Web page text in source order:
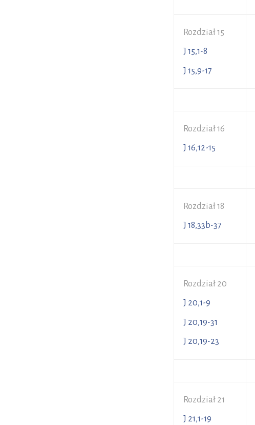
Rozdział 15
J 15,1-8
J 15,9-17
Rozdział 16
J 16,12-15
Rozdział 18
J 18,33b-37
Rozdział 20
J 20,1-9
J 20,19-31
J 20,19-23
Rozdział 21
J 21,1-19